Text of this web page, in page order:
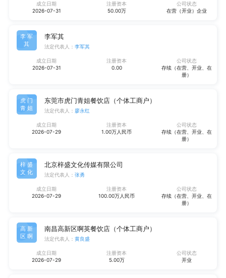
成立日期
2026-07-31
注册资本
50.00万
公司状态
在营（开业）企业
李军
其
李军其
法定代表人： 李军其
成立日期
2026-07-31
注册资本
0.00
公司状态
存续（在营、开业、在
册）
虎门
青姐
东莞市虎门青姐餐饮店（个体工商户）
法定代表人： 廖永红
成立日期
2026-07-29
注册资本
1.00万人民币
公司状态
存续（在营、开业、在
册）
梓盛
文化
北京梓盛文化传媒有限公司
法定代表人： 张勇
成立日期
2026-07-29
注册资本
100.00万人民币
公司状态
存续（在营、开业、在
册）
高新
区啊
南昌高新区啊英餐饮店（个体工商户）
法定代表人： 黄良盛
成立日期
2026-07-29
注册资本
5.00万
公司状态
开业